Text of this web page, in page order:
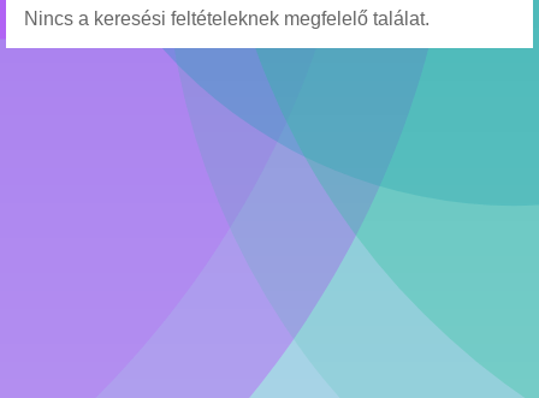
Nincs a keresési feltételeknek megfelelő találat.